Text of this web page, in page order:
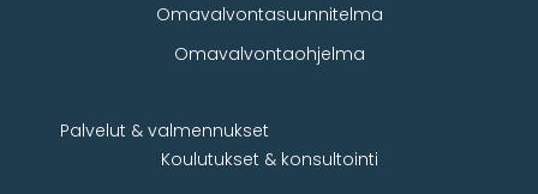
Omavalvontasuunnitelma
Omavalvontaohjelma
Palvelut & valmennukset
Koulutukset & konsultointi